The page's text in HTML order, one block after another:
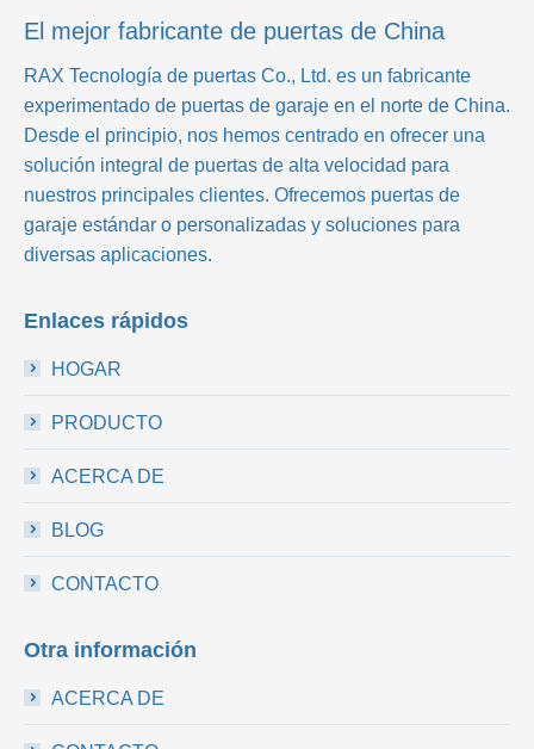
El mejor fabricante de puertas de China
RAX Tecnología de puertas Co., Ltd. es un fabricante
experimentado de puertas de garaje en el norte de China.
Desde el principio, nos hemos centrado en ofrecer una
solución integral de puertas de alta velocidad para
nuestros principales clientes. Ofrecemos puertas de
garaje estándar o personalizadas y soluciones para
diversas aplicaciones.
Enlaces rápidos
HOGAR
PRODUCTO
ACERCA DE
BLOG
CONTACTO
Otra información
ACERCA DE